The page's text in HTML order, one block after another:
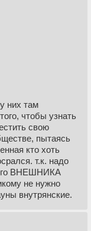
них там
чтобы узнать
свою
пытаясь
кто хоть
т.к. надо
ВНЕШНИКА
не нужно
внутрянские.